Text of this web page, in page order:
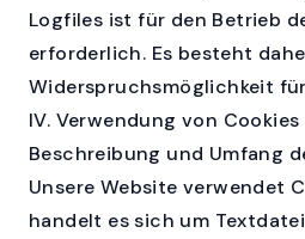
Logfiles ist für den Betrieb
erforderlich. Es besteht
Widerspruchsmöglichkeit
IV. Verwendung von Cookies
Beschreibung und Umfang
Unsere Website verwendet
handelt es sich um